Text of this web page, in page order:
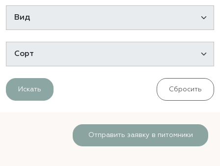
Искать Сбросить
Отправить заявку в питомники